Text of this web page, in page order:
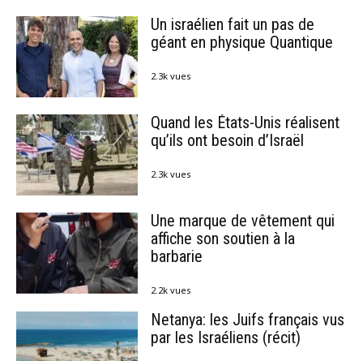
Un israélien fait un pas de
géant en physique Quantique
2.3k vues
Quand les États-Unis réalisent
qu’ils ont besoin d’Israël
2.3k vues
Une marque de vêtement qui
affiche son soutien à la
barbarie
2.2k vues
Netanya: les Juifs français vus
par les Israéliens (récit)